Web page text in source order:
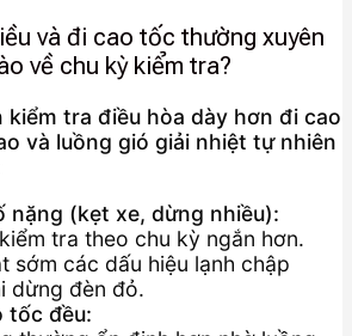
và đi cao tốc thường xuyên
về chu kỳ kiểm tra?
tra điều hòa dày hơn đi cao
và luồng gió giải nhiệt tự nhiên
nặng (kẹt xe, dừng nhiều):
tra theo chu kỳ ngắn hơn.
sớm các dấu hiệu lạnh chập
dừng đèn đỏ.
tốc đều: